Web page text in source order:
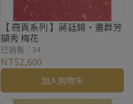
【 冊頁系列 】蔣廷錫・晝群芳
擷秀 梅花
已销售：34
NT$2,600
加入购物车